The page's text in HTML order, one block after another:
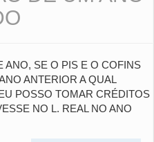
ANO, SE O PIS E O COFINS
ANTERIOR A QUAL
POSSO TOMAR CRÉDITOS
NO L. REAL NO ANO